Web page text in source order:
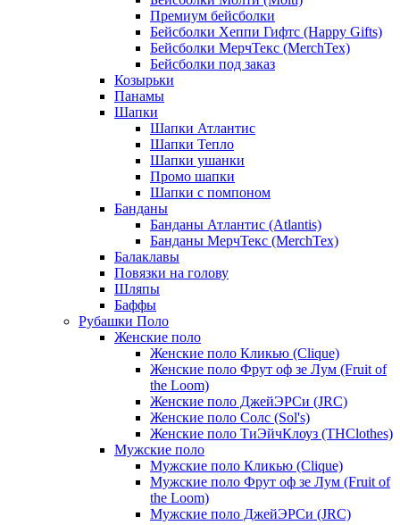
Премиум бейсболки
Бейсболки Хеппи Гифтс (Happy Gifts)
Бейсболки МерчТекс (MerchTex)
Бейсболки под заказ
Козырьки
Панамы
Шапки
Шапки Атлантис
Шапки Тепло
Шапки ушанки
Промо шапки
Шапки с помпоном
Банданы
Банданы Атлантис (Atlantis)
Банданы МерчТекс (MerchTex)
Балаклавы
Повязки на голову
Шляпы
Баффы
Рубашки Поло
Женские поло
Женские поло Кликью (Clique)
Женские поло Фрут оф зе Лум (Fruit of
the Loom)
Женские поло ДжейЭРСи (JRC)
Женские поло Солс (Sol's)
Женские поло ТиЭйчКлоуз (THClothes)
Мужские поло
Мужские поло Кликью (Clique)
Мужские поло Фрут оф зе Лум (Fruit of
the Loom)
Мужские поло ДжейЭРСи (JRC)